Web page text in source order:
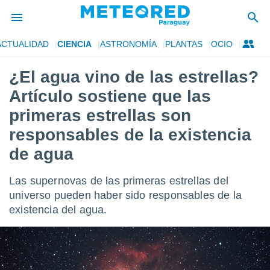
de
ha
para
la
que se
calidad.
las
y
digital
basada
CIENCIA ASTRONOMÍA PLANTAS OCIO
¿El agua vino de las estrellas?
Artículo sostiene que las
primeras estrellas son
responsables de la existencia
de agua
Las supernovas de las primeras estrellas del
universo pueden haber sido responsables de la
existencia del agua.